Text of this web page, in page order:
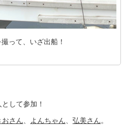
って、いざ出船！
して参加！
おさん よんちゃん 弘美さん。